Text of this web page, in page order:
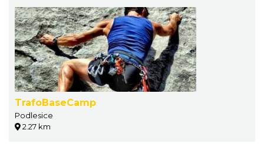
TrafoBaseCamp
Podlesice
2.27 km